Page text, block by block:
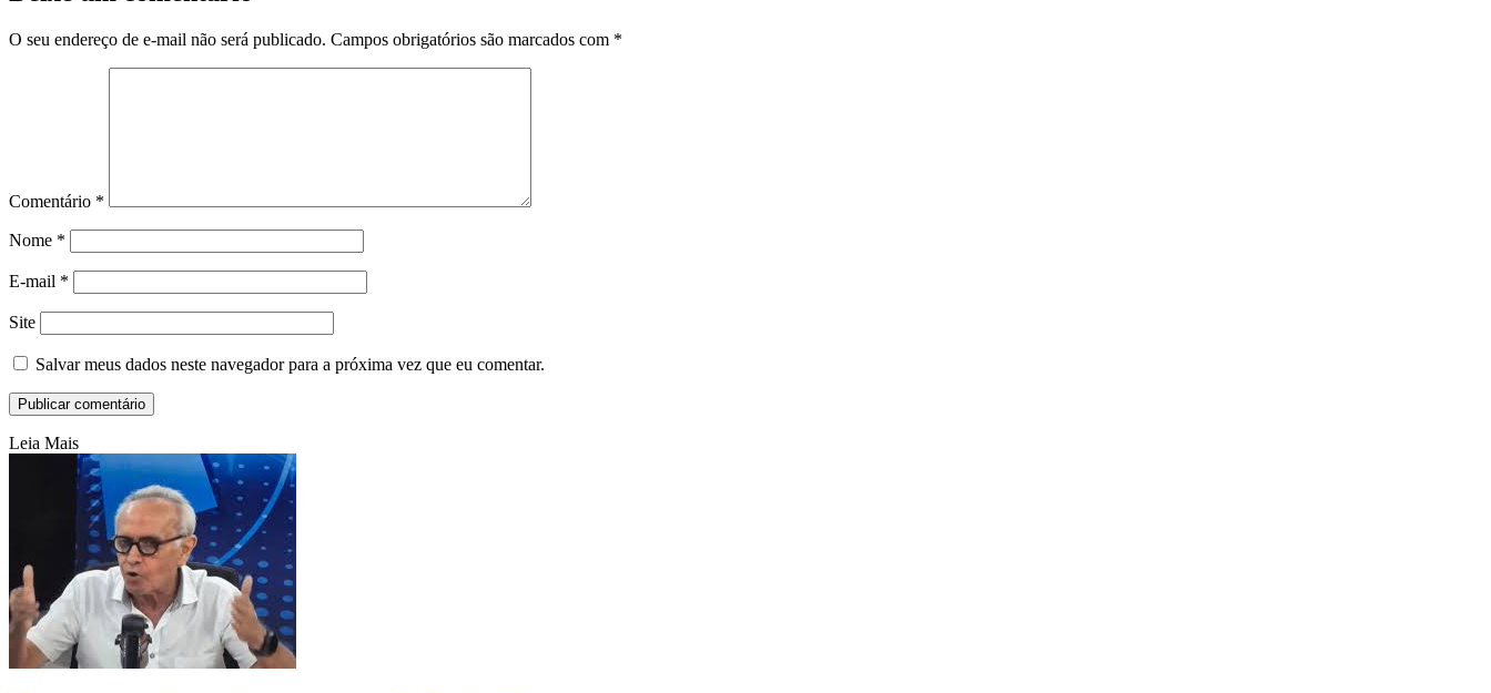
O seu endereço de e-mail não será publicado. Campos obrigatórios são marcados com *
Comentário *
Nome *
E-mail *
Site
Salvar meus dados neste navegador para a próxima vez que eu comentar.
Leia Mais